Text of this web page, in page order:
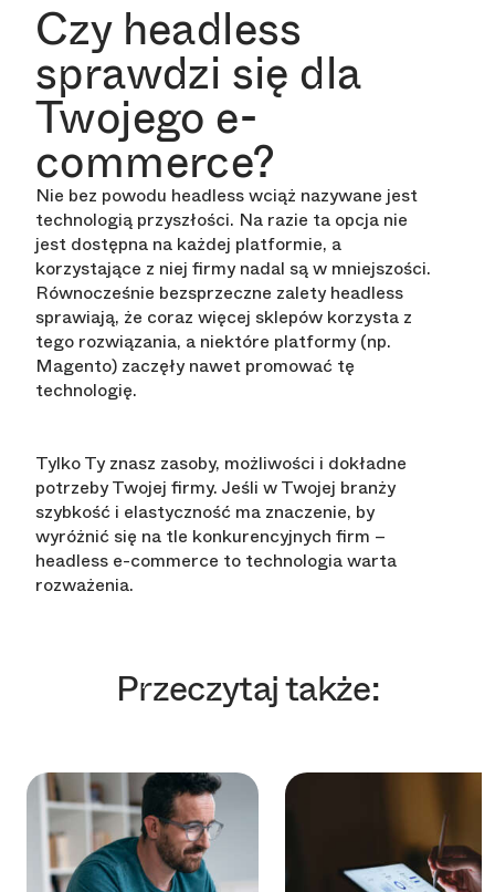
Czy headless
sprawdzi się dla
Twojego e-
commerce?
Nie bez powodu headless wciąż nazywane jest
technologią przyszłości. Na razie ta opcja nie
jest dostępna na każdej platformie, a
korzystające z niej firmy nadal są w mniejszości.
Równocześnie bezsprzeczne zalety headless
sprawiają, że coraz więcej sklepów korzysta z
tego rozwiązania, a niektóre platformy (np.
Magento) zaczęły nawet promować tę
technologię.
Tylko Ty znasz zasoby, możliwości i dokładne
potrzeby Twojej firmy. Jeśli w Twojej branży
szybkość i elastyczność ma znaczenie, by
wyróżnić się na tle konkurencyjnych firm –
headless e-commerce to technologia warta
rozważenia.
Przeczytaj także: